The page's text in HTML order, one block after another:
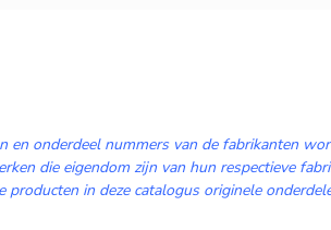
en onderdeel nummers van de fabrikanten
die eigendom zijn van hun respectieve
producten in deze catalogus originele